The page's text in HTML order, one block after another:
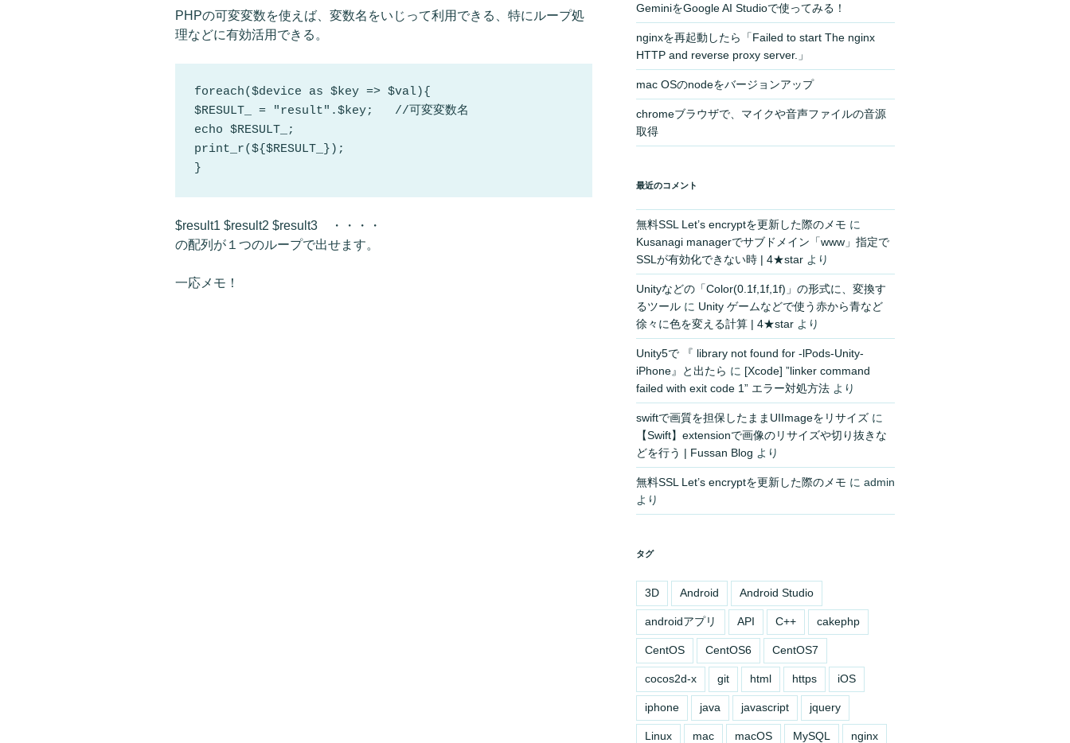
PHPの可変変数を使えば、変数名をいじって利用できる、特にループ処
理などに有効活用できる。
foreach($device as $key => $val){
$RESULT_ = "result".$key;   //可変変数名
echo $RESULT_;
print_r(${$RESULT_});
}
$result1 $result2 $result3 ・・・・
の配列が１つのループで出せます。
一応メモ！
GeminiをGoogle AI Studioで使ってみる！
nginxを再起動したら「Failed to start The nginx
HTTP and reverse proxy server.」
mac OSのnodeをバージョンアップ
chromeブラウザで、マイクや音声ファイルの音源
取得
最近のコメント
無料SSL Let’s encryptを更新した際のメモ に
Kusanagi managerでサブドメイン「www」指定で
SSLが有効化できない時 | 4★starより
Unityなどの「Color(0.1f,1f,1f)」の形式に、変換す
るツールに Unity ゲームなどで使う赤から青など
徐々に色を変える計算 | 4★starより
Unity5で 『 library not found for -lPods-Unity-
iPhone』と出たら に [Xcode] ”linker command
failed with exit code 1” エラー対処方法より
swiftで画質を担保したままUIImageをリサイズに
【Swift】extensionで画像のリサイズや切り抜きな
どを行う | Fussan Blog より
無料SSL Let’s encryptを更新した際のメモ に admin
より
タグ
3D Android Android Studio
androidアプリ API C++ cakephp
CentOS CentOS6 CentOS7
cocos2d-x git html https iOS
iphone java javascript jquery
Linux mac macOS MySQL nginx